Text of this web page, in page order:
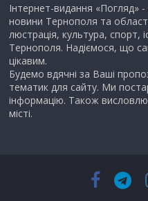
Інтернет-видання «Погляд» -
новини Тернополя та
люстрація, культура, спорт,
Тернополя. Надіємося, що
цікавим.
Будемо вдячні за Ваші
тематик для сайту. Ми
інформацію. Також
місті.